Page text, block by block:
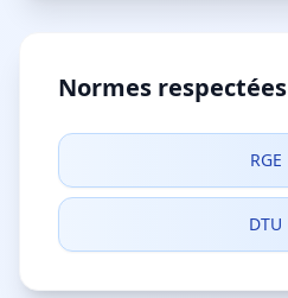
Normes respectées
RGE
DTU